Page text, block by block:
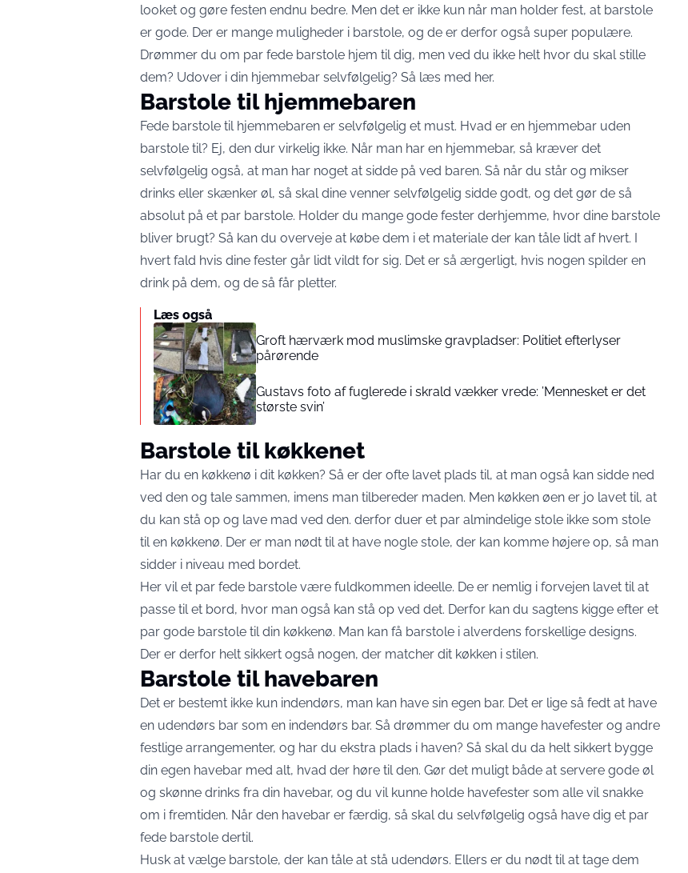
looket og gøre festen endnu bedre. Men det er ikke kun når man holder fest, at barstole
er gode. Der er mange muligheder i barstole, og de er derfor også super populære.
Drømmer du om par fede barstole hjem til dig, men ved du ikke helt hvor du skal stille
dem? Udover i din hjemmebar selvfølgelig? Så læs med her.
Barstole til hjemmebaren
Fede barstole til hjemmebaren er selvfølgelig et must. Hvad er en hjemmebar uden
barstole til? Ej, den dur virkelig ikke. Når man har en hjemmebar, så kræver det
selvfølgelig også, at man har noget at sidde på ved baren. Så når du står og mikser
drinks eller skænker øl, så skal dine venner selvfølgelig sidde godt, og det gør de så
absolut på et par barstole. Holder du mange gode fester derhjemme, hvor dine barstole
bliver brugt? Så kan du overveje at købe dem i et materiale der kan tåle lidt af hvert. I
hvert fald hvis dine fester går lidt vildt for sig. Det er så ærgerligt, hvis nogen spilder en
drink på dem, og de så får pletter.
Læs også
Groft hærværk mod muslimske gravpladser: Politiet efterlyser
pårørende
Gustavs foto af fuglerede i skrald vækker vrede: ’Mennesket er det
største svin’
Barstole til køkkenet
Har du en køkkenø i dit køkken? Så er der ofte lavet plads til, at man også kan sidde ned
ved den og tale sammen, imens man tilbereder maden. Men køkken øen er jo lavet til, at
du kan stå op og lave mad ved den. derfor duer et par almindelige stole ikke som stole
til en køkkenø. Der er man nødt til at have nogle stole, der kan komme højere op, så man
sidder i niveau med bordet.
Her vil et par fede barstole være fuldkommen ideelle. De er nemlig i forvejen lavet til at
passe til et bord, hvor man også kan stå op ved det. Derfor kan du sagtens kigge efter et
par gode barstole til din køkkenø. Man kan få barstole i alverdens forskellige designs.
Der er derfor helt sikkert også nogen, der matcher dit køkken i stilen.
Barstole til havebaren
Det er bestemt ikke kun indendørs, man kan have sin egen bar. Det er lige så fedt at have
en udendørs bar som en indendørs bar. Så drømmer du om mange havefester og andre
festlige arrangementer, og har du ekstra plads i haven? Så skal du da helt sikkert bygge
din egen havebar med alt, hvad der høre til den. Gør det muligt både at servere gode øl
og skønne drinks fra din havebar, og du vil kunne holde havefester som alle vil snakke
om i fremtiden. Når den havebar er færdig, så skal du selvfølgelig også have dig et par
fede barstole dertil.
Husk at vælge barstole, der kan tåle at stå udendørs. Ellers er du nødt til at tage dem